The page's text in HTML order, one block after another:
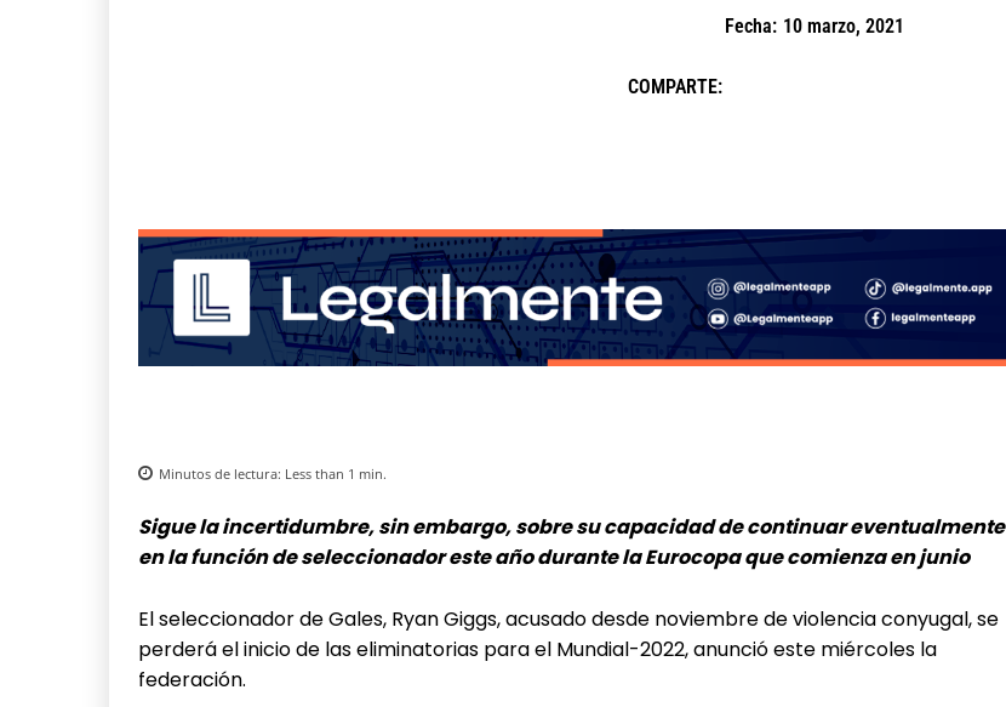
Fecha: 10 marzo, 2021
COMPARTE:
Minutos de lectura: Less than 1 min.
Sigue la incertidumbre, sin embargo, sobre su capacidad de continuar eventualmente
en la función de seleccionador este año durante la Eurocopa que comienza en junio
El seleccionador de Gales, Ryan Giggs, acusado desde noviembre de violencia conyugal, se
perderá el inicio de las eliminatorias para el Mundial-2022, anunció este miércoles la
federación.